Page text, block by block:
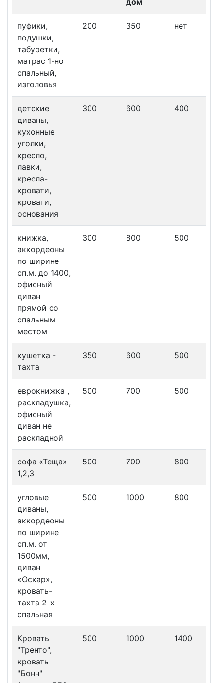
дом
пуфики,
подушки,
табуретки,
матрас 1-но
спальный,
изголовья
200 350 нет
детские
диваны,
кухонные
уголки,
кресло,
лавки,
кресла-
кровати,
кровати,
основания
300 600 400
книжка,
аккордеоны
по ширине
сп.м. до 1400,
офисный
диван
прямой со
спальным
местом
300 800 500
кушетка -
тахта
350 600 500
еврокнижка ,
раскладушка,
офисный
диван не
раскладной
500 700 500
софа «Теща»
1,2,3
500 700 800
угловые
диваны,
аккордеоны
по ширине
сп.м. от
1500мм,
диван
«Оскар»,
кровать-
тахта 2-х
спальная
500 1000 800
Кровать
"Тренто",
кровать
"Бонн"
500 1000 1400